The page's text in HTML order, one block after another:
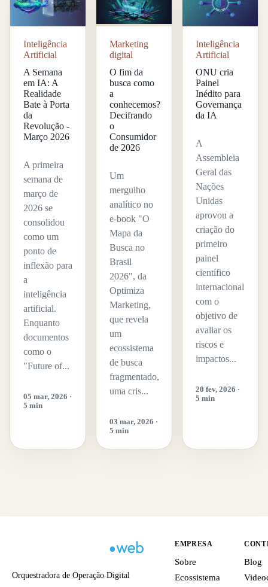
Inteligência
Artificial
A Semana
em IA: A
Realidade
Bate à Porta
da
Revolução -
Março 2026
A primeira
semana de
março de
2026 se
consolidou
como um
ponto de
inflexão para
a
inteligência
artificial.
Enquanto
documentos
como o
"Future of...
05 mar, 2026 ·
5 min
Marketing
digital
O fim da
busca como
a
conhecemos?
Decifrando
o
Consumidor
de 2026
Um
mergulho
analítico no
e-book "O
Mapa da
Busca no
Brasil
2026", da
Optimiza
Marketing,
que revela
um
ecossistema
de busca
fragmentado,
uma cris...
03 mar, 2026 ·
5 min
Inteligência
Artificial
ONU cria
Painel
Inédito para
Governança
da IA
A
Assembleia
Geral das
Nações
Unidas
aprovou a
criação do
primeiro
painel
científico
internacional
com o
objetivo de
avaliar os
riscos e
impactos...
20 fev, 2026 ·
5 min
Orquestradora de Operação Digital
EMPRESA
Sobre
Ecossistema
Blog